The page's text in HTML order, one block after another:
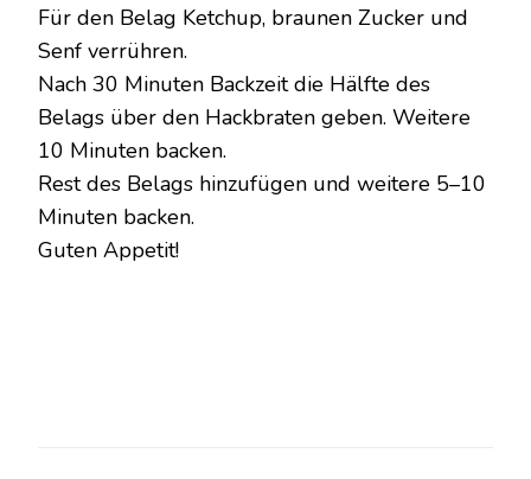
Für den Belag Ketchup, braunen Zucker und
Senf verrühren.
Nach 30 Minuten Backzeit die Hälfte des
Belags über den Hackbraten geben. Weitere
10 Minuten backen.
Rest des Belags hinzufügen und weitere 5–10
Minuten backen.
Guten Appetit!